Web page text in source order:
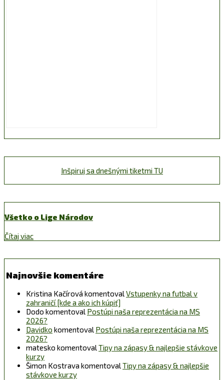
Inšpiruj sa dnešnými tiketmi TU
Všetko o Lige Národov
Čítaj viac
Najnovšie komentáre
Kristina Kačírová komentovalVstupenky na futbal v
zahraničí [kde a ako ich kúpiť]
Dodo komentoval Postúpi naša reprezentácia na MS
2026?
Davidko komentoval Postúpi naša reprezentácia na MS
2026?
matesko komentovalTipy na zápasy & najlepšie stávkove
kurzy
Šimon Kostrava komentovalTipy na zápasy & najlepšie
stávkove kurzy